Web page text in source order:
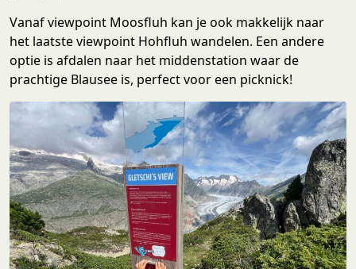
Vanaf viewpoint Moosfluh kan je ook makkelijk naar
het laatste viewpoint Hohfluh wandelen. Een andere
optie is afdalen naar het middenstation waar de
prachtige Blausee is, perfect voor een picknick!